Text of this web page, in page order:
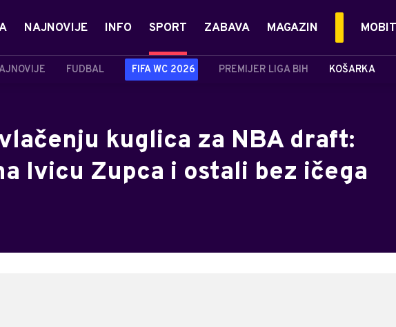
NAJNOVIJE INFO SPORT
FUDBAL FIFA WC 2026 PREMIJER LIGA BIH KOŠARKA
ZABAVA MAGAZIN MOBIT
kuglica za NBA draft:
Ivicu Zupca i ostali bez ičega